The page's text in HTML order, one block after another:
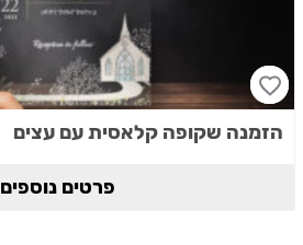
הזמנה שקופה קלאסית עם עצים
פרטים נוספים